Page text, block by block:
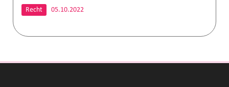
Recht 05.10.2022